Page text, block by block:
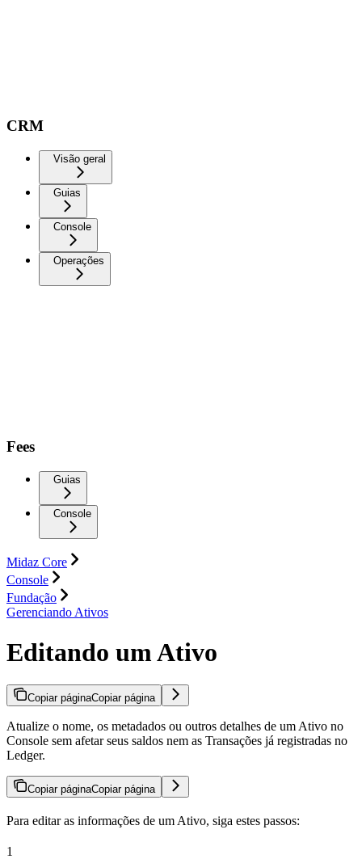
CRM
Visão geral
Guias
Console
Operações
Fees
Guias
Console
Midaz Core
Console
Fundação
Gerenciando Ativos
Editando um Ativo
Copiar páginaCopiar página
Atualize o nome, os metadados ou outros detalhes de um Ativo no
Console sem afetar seus saldos nem as Transações já registradas no
Ledger.
Copiar páginaCopiar página
Para editar as informações de um Ativo, siga estes passos:
1